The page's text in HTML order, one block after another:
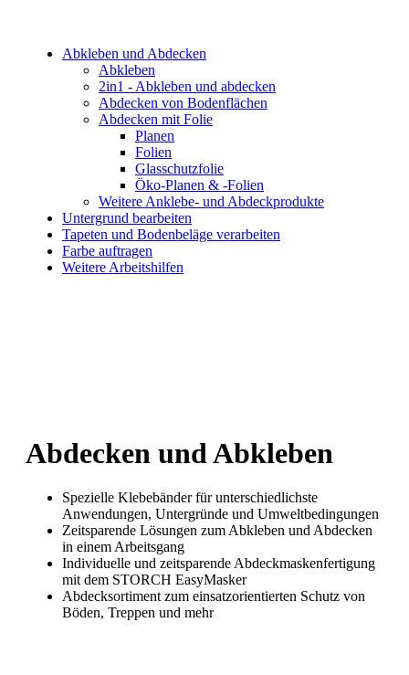
Abkleben und Abdecken
Abkleben
2in1 - Abkleben und abdecken
Abdecken von Bodenflächen
Abdecken mit Folie
Planen
Folien
Glasschutzfolie
Öko-Planen & -Folien
Weitere Anklebe- und Abdeckprodukte
Untergrund bearbeiten
Tapeten und Bodenbeläge verarbeiten
Farbe auftragen
Weitere Arbeitshilfen
Abdecken und Abkleben
Spezielle Klebebänder für unterschiedlichste
Anwendungen, Untergründe und Umweltbedingungen
Zeitsparende Lösungen zum Abkleben und Abdecken
in einem Arbeitsgang
Individuelle und zeitsparende Abdeckmaskenfertigung
mit dem STORCH EasyMasker
Abdecksortiment zum einsatzorientierten Schutz von
Böden, Treppen und mehr